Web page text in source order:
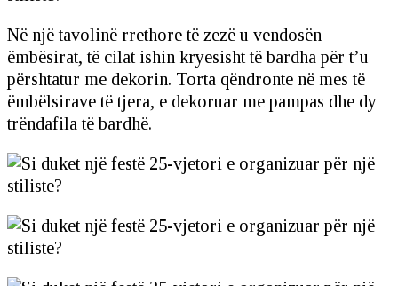
Në një tavolinë rrethore të zezë u vendosën
ëmbësirat, të cilat ishin kryesisht të bardha për t’u
përshtatur me dekorin. Torta qëndronte në mes të
ëmbëlsirave të tjera, e dekoruar me pampas dhe dy
trëndafila të bardhë.